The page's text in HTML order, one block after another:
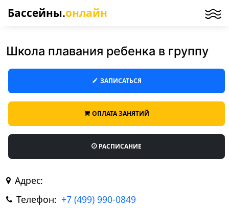
Бассейны.онлайн
Школа плавания ребенка в группу
ЗАПИСАТЬСЯ
ОПЛАТА ЗАНЯТИЙ
РАСПИСАНИЕ
Адрес:
Телефон: +7 (499) 990-0849